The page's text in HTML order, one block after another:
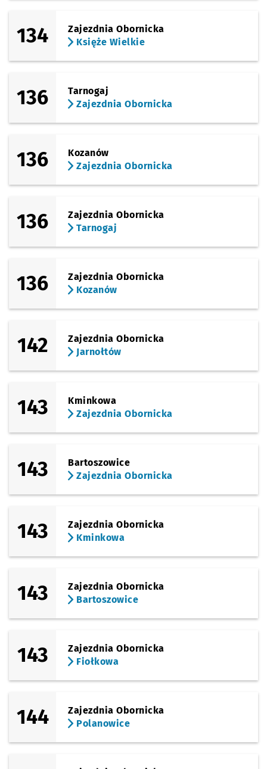
134
Zajezdnia Obornicka
Księże Wielkie
136
Tarnogaj
Zajezdnia Obornicka
136
Kozanów
Zajezdnia Obornicka
136
Zajezdnia Obornicka
Tarnogaj
136
Zajezdnia Obornicka
Kozanów
142
Zajezdnia Obornicka
Jarnołtów
143
Kminkowa
Zajezdnia Obornicka
143
Bartoszowice
Zajezdnia Obornicka
143
Zajezdnia Obornicka
Kminkowa
143
Zajezdnia Obornicka
Bartoszowice
143
Zajezdnia Obornicka
Fiołkowa
144
Zajezdnia Obornicka
Polanowice